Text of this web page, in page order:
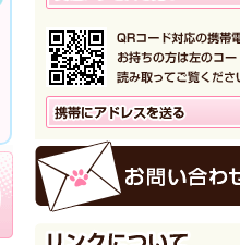
店舗スペース